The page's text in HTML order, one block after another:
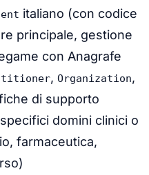
italiano (con codice
principale, gestione
con Anagrafe
, Organization,
di supporto
domini clinici o
farmaceutica,